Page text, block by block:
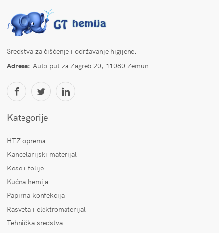
Sredstva za čišćenje i održavanje higijene.
Adresa: Auto put za Zagreb 20, 11080 Zemun
Kategorije
HTZ oprema
Kancelarijski materijal
Kese i folije
Kućna hemija
Papirna konfekcija
Rasveta i elektromaterijal
Tehnička sredstva